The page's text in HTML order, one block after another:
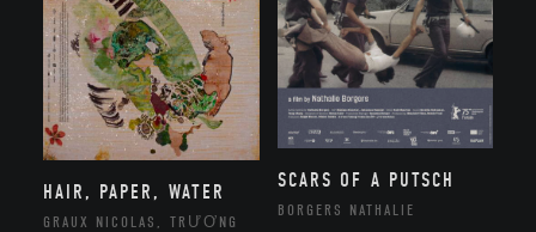
HAIR, PAPER, WATER
GRAUX NICOLAS, TRƯƠNG
SCARS OF A PUTSCH
BORGERS NATHALIE